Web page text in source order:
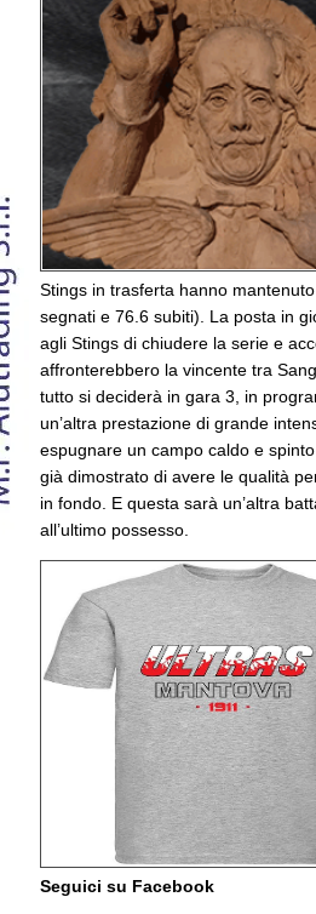
Stings in trasferta hanno
segnati e 76.6 subiti). La posta in
agli Stings di chiudere la serie e
affronterebbero la vincente tra
tutto si deciderà in gara 3, in
un’altra prestazione di grande
espugnare un campo caldo e
già dimostrato di avere le qualità
in fondo. E questa sarà un’altra
all’ultimo possesso.
Seguici su Facebook